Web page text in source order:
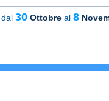
dal 30 Ottobre al 8